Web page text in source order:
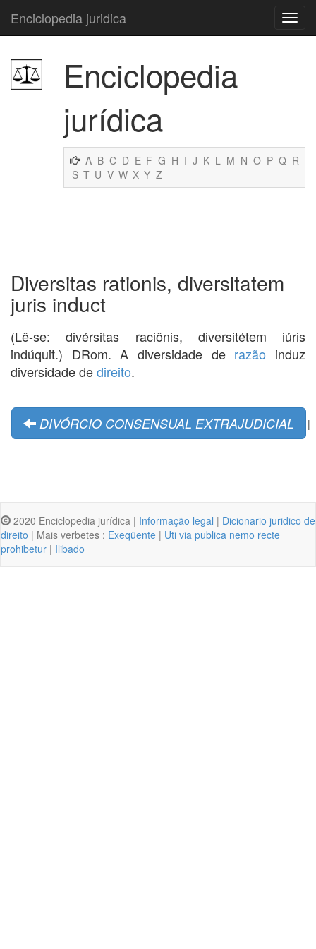
Enciclopedia juridica
Enciclopedia
jurídica
A B C D E F G H I J K L M N O P Q R
S T U V W X Y Z
Diversitas rationis, diversitatem
juris induct
(Lê-se: divérsitas raciônis, diversitétem iúris
indúquit.) DRom. A diversidade de razão induz
diversidade dedireito.
DIVÓRCIO CONSENSUAL EXTRAJUDICIAL |
2020 Enciclopedia jurídica | Informação legal | Dicionario juridico de
direito | Mais verbetes : Exeqüente | Uti via publica nemo recte
prohibetur | Ilibado